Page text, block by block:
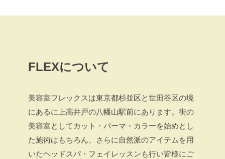
FLEXについて
美容室フレックスは東京都杉並区と世田谷区の境
にあるに上高井戸の八幡山駅前にあります。街の
美容室としてカット・パーマ・カラーを始めとし
た施術はもちろん、さらに自然派のアイテムを用
いたヘッドスパ・フェイレッスンも行い皆様にご